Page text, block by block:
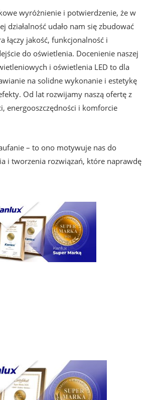
wyróżnienie i potwierdzenie, że w
działalność udało nam się zbudować
łączy jakość, funkcjonalność i
do oświetlenia. Docenienie naszej
i oświetlenia LED to dla
na solidne wykonanie i estetykę
Od lat rozwijamy naszą ofertę z
energooszczędności i komforcie
– to ono motywuje nas do
i tworzenia rozwiązań, które naprawdę